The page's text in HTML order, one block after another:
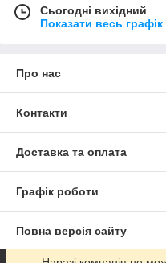
Сьогодні вихідний
Показати весь
Про нас
Контакти
Доставка та оплата
Графік роботи
Повна версія сайту